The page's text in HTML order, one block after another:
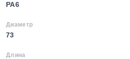
PA6
Диаметр
73
Длина